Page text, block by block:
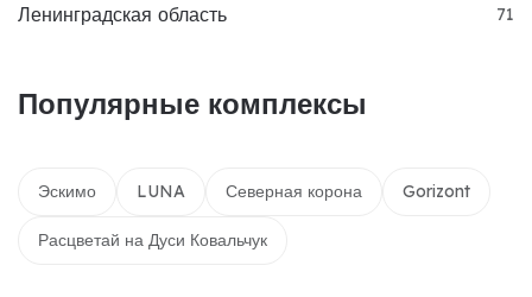
Ленинградская область 71
Популярные комплексы
Эскимо LUNA Северная корона Gorizont
Расцветай на Дуси Ковальчук